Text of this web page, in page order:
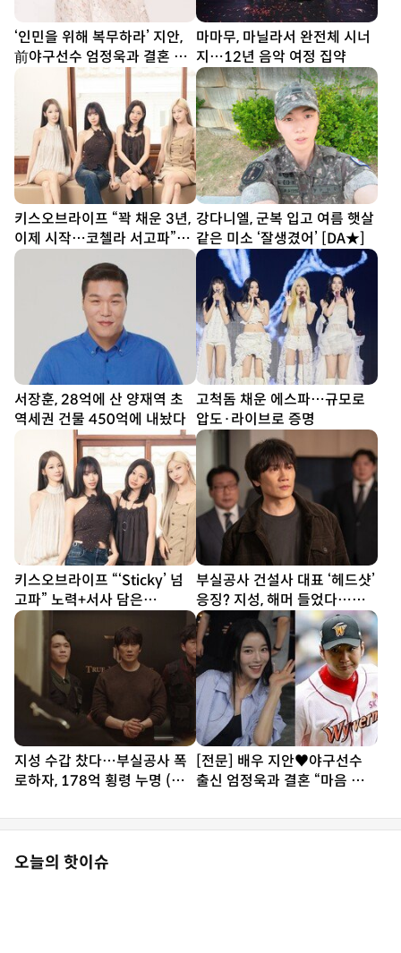
‘인민을 위해 복무하라’ 지안,
前야구선수 엄정욱과 결혼 발
표
마마무, 마닐라서 완전체 시너
지…12년 음악 여정 집약
키스오브라이프 “꽉 채운 3년,
이제 시작…코첼라 서고파”
[DA인터뷰②]
강다니엘, 군복 입고 여름 햇살
같은 미소 ‘잘생겼어’ [DA★]
서장훈, 28억에 산 양재역 초
역세권 건물 450억에 내놨다
고척돔 채운 에스파…규모로
압도·라이브로 증명
키스오브라이프 “‘Sticky’ 넘
고파” 노력+서사 담은
‘SWEAT’ [DA인터뷰①]
부실공사 건설사 대표 ‘헤드샷’
응징? 지성, 해머 들었다…대
리 통쾌 (아파트)
지성 수갑 찼다…부실공사 폭
로하자, 178억 횡령 누명 (아
[전문] 배우 지안♥야구선수
출신 엄정욱과 결혼 “마음 참
오늘의 핫이슈